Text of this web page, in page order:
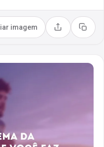
imagem Compartilhar
Copiar